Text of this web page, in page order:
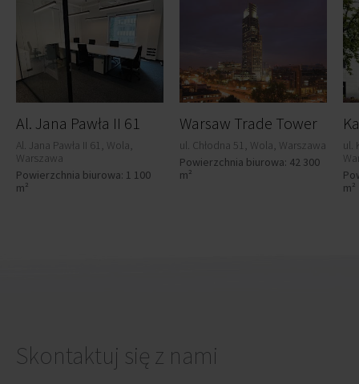
Al. Jana Pawła II 61
Al. Jana Pawła II 61, Wola,
Warszawa
Powierzchnia biurowa: 1 100
m²
Warsaw Trade Tower
ul. Chłodna 51, Wola, Warszawa
Powierzchnia biurowa: 42 300
m²
ul.
m²
Skontaktuj się z nami